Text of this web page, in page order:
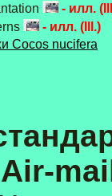
- илл.
- илл. (Ill.)
Cocos nucifera